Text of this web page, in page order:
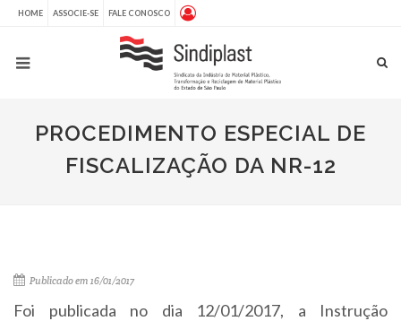
HOME ASSOCIE-SE FALE CONOSCO
PROCEDIMENTO ESPECIAL DE
FISCALIZAÇÃO DA NR-12
Publicado em 16/01/2017
Foi publicada no dia 12/01/2017, a Instrução